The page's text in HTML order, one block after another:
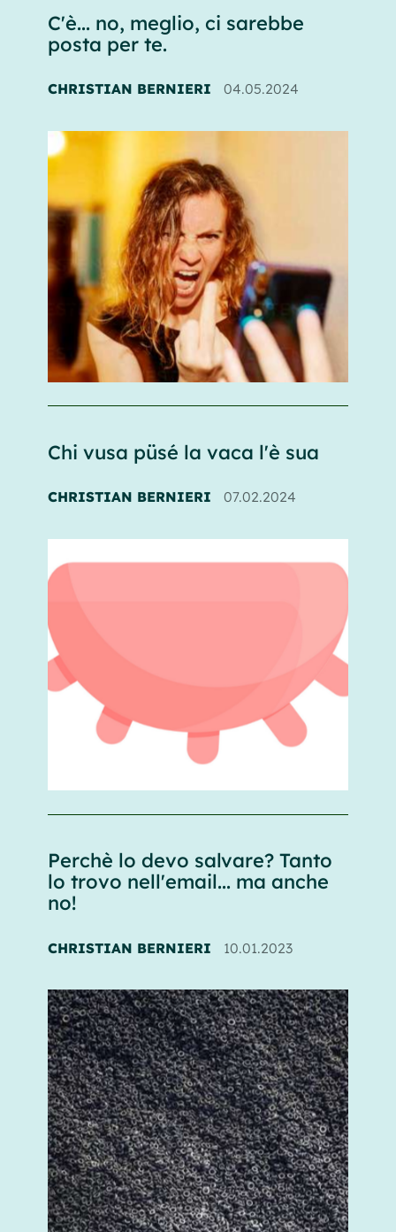
C'è... no, meglio, ci sarebbe
posta per te.
CHRISTIAN BERNIERI 04.05.2024
Chi vusa püsé la vaca l'è sua
CHRISTIAN BERNIERI 07.02.2024
Perchè lo devo salvare? Tanto
lo trovo nell'email... ma anche
no!
CHRISTIAN BERNIERI 10.01.2023